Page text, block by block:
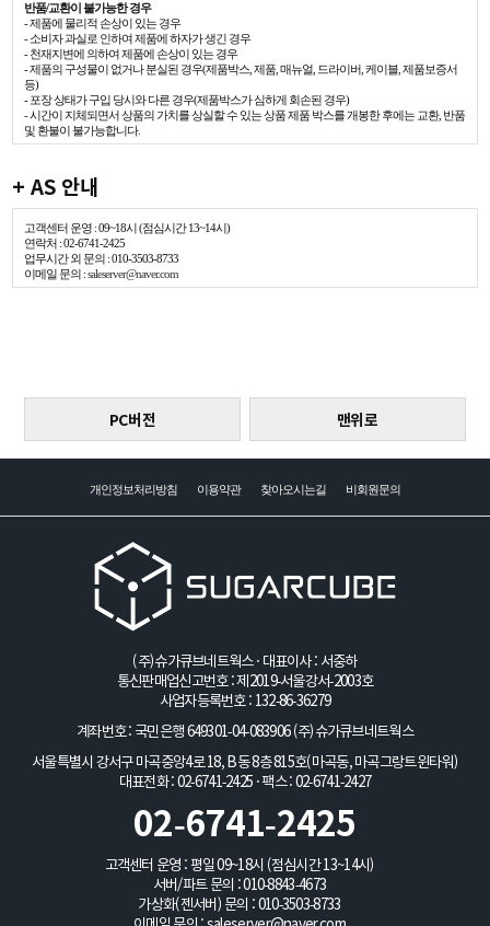
반품/교환이 불가능한 경우
- 제품에 물리적 손상이 있는 경우
- 소비자 과실로 인하여 제품에 하자가 생긴 경우
- 천재지변에 의하여 제품에 손상이 있는 경우
- 제품의 구성물이 없거나 분실된 경우(제품박스, 제품, 매뉴얼, 드라이버, 케이블, 제품보증서
등)
- 포장 상태가 구입 당시와 다른 경우(제품박스가 심하게 회손된 경우)
- 시간이 지체되면서 상품의 가치를 상실할 수 있는 상품 제품 박스를 개봉한 후에는 교환, 반품
및 환불이 불가능합니다.
+ AS 안내
고객센터 운영 : 09~18시 (점심시간 13~14시)
연락처 : 02-6741-2425
업무시간 외 문의 : 010-3503-8733
이메일 문의 :saleserver@naver.com
PC버전 맨위로
개인정보처리방침 이용약관 찾아오시는길 비회원문의
(주)슈가큐브네트웍스 · 대표이사 : 서중하
통신판매업신고번호 : 제2019-서울강서-2003호
사업자등록번호 : 132-86-36279
계좌번호 : 국민은행 649301-04-083906 (주)슈가큐브네트웍스
서울특별시 강서구 마곡중앙4로 18, B동 8층 815호(마곡동, 마곡그랑트윈타워)
대표전화 : 02-6741-2425 · 팩스 : 02-6741-2427
02-6741-2425
고객센터 운영 : 평일 09~18시 (점심시간 13~14시)
서버/파트 문의 :010-8843-4673
가상화(젠서버) 문의 : 010-3503-8733